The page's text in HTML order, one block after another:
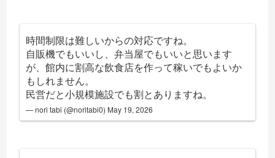
時間制限は難しいからの対応ですね。
自販機でもいいし、弁当屋でもいいと思います
が、館内に割高な飲食店を作って稼いでもよいか
もしれません。
民営だと小規模施設でも割とありますね。
— nori tabi (@noritabi0) May 19, 2026